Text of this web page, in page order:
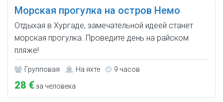
Морская прогулка на остров Немо
Отдыхая в Хургаде, замечательной идеей станет
морская прогулка. Проведите день на райском
пляже!
Групповая На яхте 9 часов
28 €за человека